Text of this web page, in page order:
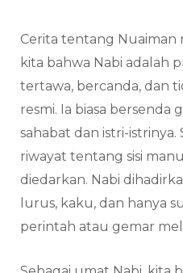
Cerita tentang Nuaiman
kita bahwa Nabi adalah
tertawa, bercanda, dan
resmi. Ia biasa bersenda
sahabat dan istri-istrinya.
riwayat tentang sisi
diedarkan. Nabi
lurus, kaku, dan hanya
perintah atau gemar